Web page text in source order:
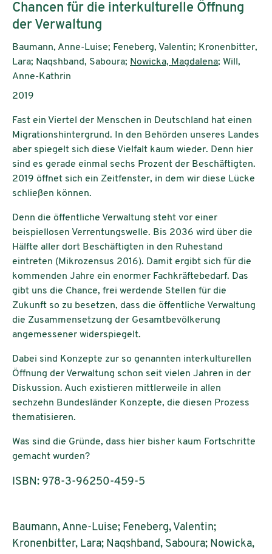
Subtitle:
Chancen für die interkulturelle Öffnung
der Verwaltung
Authors:
Baumann, Anne-Luise; Feneberg, Valentin; Kronenbitter,
Lara; Naqshband, Saboura; Nowicka, Magdalena; Will,
Anne-Kathrin
Publication year:
2019
Fast ein Viertel der Menschen in Deutschland hat einen
Migrationshintergrund. In den Behörden unseres Landes
aber spiegelt sich diese Vielfalt kaum wieder. Denn hier
sind es gerade einmal sechs Prozent der Beschäftigten.
2019 öffnet sich ein Zeitfenster, in dem wir diese Lücke
schließen können.
Denn die öffentliche Verwaltung steht vor einer
beispiellosen Verrentungswelle. Bis 2036 wird über die
Hälfte aller dort Beschäftigten in den Ruhestand
eintreten (Mikrozensus 2016). Damit ergibt sich für die
kommenden Jahre ein enormer Fachkräftebedarf. Das
gibt uns die Chance, frei werdende Stellen für die
Zukunft so zu besetzen, dass die öffentliche Verwaltung
die Zusammensetzung der Gesamtbevölkerung
angemessener widerspiegelt.
Dabei sind Konzepte zur so genannten interkulturellen
Öffnung der Verwaltung schon seit vielen Jahren in der
Diskussion. Auch existieren mittlerweile in allen
sechzehn Bundesländer Konzepte, die diesen Prozess
thematisieren.
Was sind die Gründe, dass hier bisher kaum Fortschritte
gemacht wurden?
ISBN: 978-3-96250-459-5
Baumann, Anne-Luise; Feneberg, Valentin;
Kronenbitter, Lara; Naqshband, Saboura; Nowicka,